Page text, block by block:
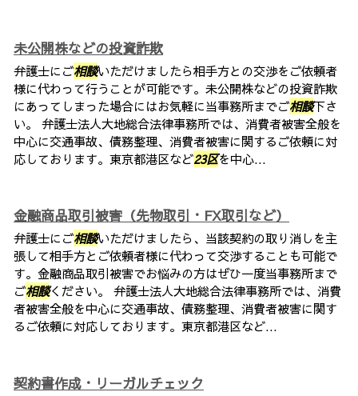
未公開株などの投資詐欺
弁護士にご相談いただけましたら相手方との交渉をご依頼者
様に代わって行うことが可能です。未公開株などの投資詐欺
にあってしまった場合にはお気軽に当事務所までご相談下さ
い。 弁護士法人大地総合法律事務所では、消費者被害全般を
中心に交通事故、債務整理、消費者被害に関するご依頼に対
応しております。東京都港区など23区を中心...
金融商品取引被害（先物取引・FX取引など）
弁護士にご相談いただけましたら、当該契約の取り消しを主
張して相手方とご依頼者様に代わって交渉することも可能で
す。金融商品取引被害でお悩みの方はぜひ一度当事務所まで
ご相談ください。 弁護士法人大地総合法律事務所では、消費
者被害全般を中心に交通事故、債務整理、消費者被害に関す
るご依頼に対応しております。東京都港区など...
契約書作成・リーガルチェック